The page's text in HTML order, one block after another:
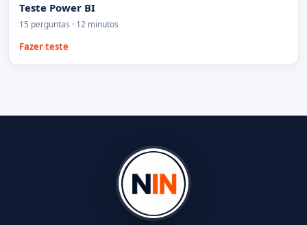
Teste Power BI
15 perguntas · 12 minutos
Fazer teste